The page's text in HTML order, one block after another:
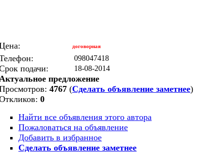
договорная
098047418
подачи: 18-08-2014
предложение
4767 (Сделать объявление заметнее)
0
Найти все объявления этого автора
Пожаловаться на объявление
Добавить в избранное
Сделать объявление заметнее